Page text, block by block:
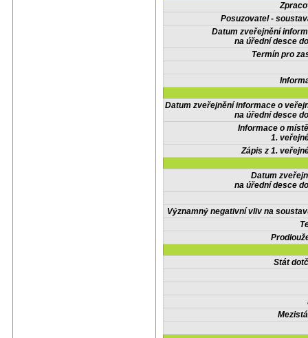
Posuzovatel -
Datum zveřejnění
na úřední desce
Termín pro
Datum zveřejnění informace o
na úřední desce
Informace o
1.
Zápis z 1.
Datum
na úřední desce
Významný negativní vliv na
Stát